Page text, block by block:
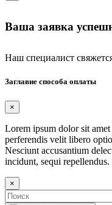
Ваша заявка
Наш специалист
Заглавие способа оплаты
×
Lorem ipsum dolor sit
perferendis velit libero
Nesciunt accusantium
incidunt, sequi
×